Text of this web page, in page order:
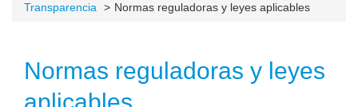
Transparencia Normas reguladoras y leyes aplicables
Normas reguladoras y leyes